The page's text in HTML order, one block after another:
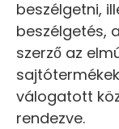
beszélgetni,
beszélgetés,
szerző az
válogatott
rendezve.